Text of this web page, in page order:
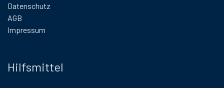
Datenschutz
AGB
Impressum
Hilfsmittel